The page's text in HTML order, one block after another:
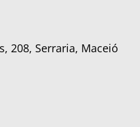
208, Serraria, Maceió